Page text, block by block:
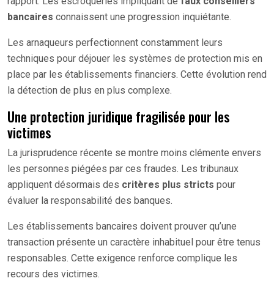
bancaires connaissent une progression inquiétante.
Les arnaqueurs perfectionnent constamment leurs
techniques pour déjouer les systèmes de protection mis en
place par les établissements financiers. Cette évolution rend
la détection de plus en plus complexe.
Une protection juridique fragilisée pour les
victimes
La jurisprudence récente se montre moins clémente envers
les personnes piégées par ces fraudes. Les tribunaux
appliquent désormais des critères plus stricts pour
évaluer la responsabilité des banques.
Les établissements bancaires doivent prouver qu’une
transaction présente un caractère inhabituel pour être tenus
responsables. Cette exigence renforce complique les
recours des victimes.